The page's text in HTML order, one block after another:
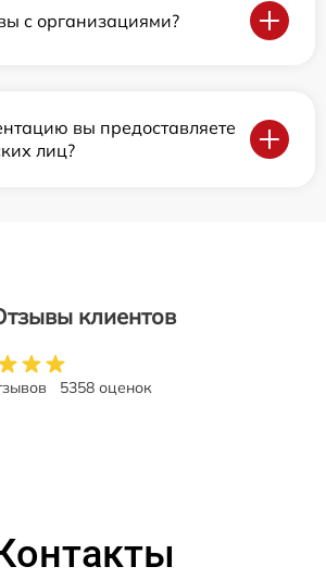
с организациями?
вы предоставляете
лиц?
клиентов
5358 оценок